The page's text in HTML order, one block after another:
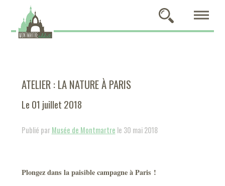
ATELIER : LA NATURE À PARIS
Le 01 juillet 2018
Publié parMusée de Montmartre le 30 mai 2018
Plongez dans la paisible campagne à Paris !